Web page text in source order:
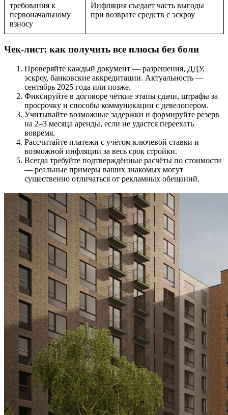
требования к
первоначальному
взносу
Инфляция съедает часть выгоды
при возврате средств с эскроу
Чек-лист: как получить все плюсы без боли
Проверяйте каждый документ — разрешения, ДДУ,
эскроу, банковские аккредитации. Актуальность —
сентябрь 2025 года или позже.
Фиксируйте в договоре чёткие этапы сдачи, штрафы за
просрочку и способы коммуникации с девелопером.
Учитывайте возможные задержки и формируйте резерв
на 2–3 месяца аренды, если не удастся переехать
вовремя.
Рассчитайте платежи с учётом ключевой ставки и
возможной инфляции за весь срок стройки.
Всегда требуйте подтверждённые расчёты по стоимости
— реальные примеры ваших знакомых могут
существенно отличаться от рекламных обещаний.